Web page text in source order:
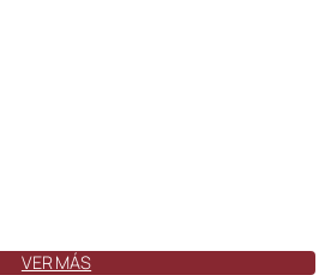
VER MÁS